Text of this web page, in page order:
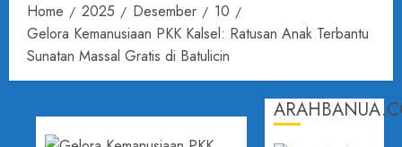
Home 2025 Desember
10
Gelora Kemanusiaan PKK Kalsel: Ratusan Anak Terbantu
Sunatan Massal Gratis di Batulicin